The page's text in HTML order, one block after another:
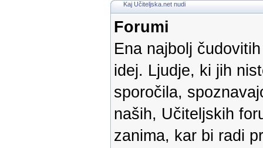
Kaj Učiteljska.net nudi
Forumi
Ena najbolj
idej. Ljudje, ki jih
sporočila,
naših, Učiteljskih
zanima, kar bi radi